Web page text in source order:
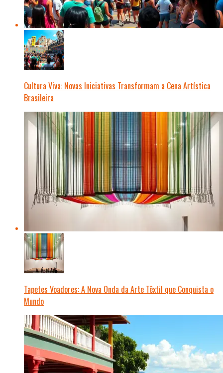
Cultura Viva: Novas Iniciativas Transformam a Cena Artística
Brasileira
Tapetes Voadores: A Nova Onda da Arte Têxtil que Conquista o
Mundo